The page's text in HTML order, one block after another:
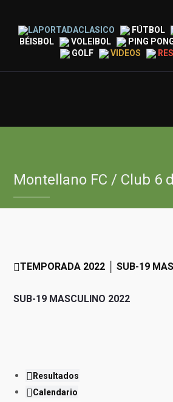
LAPORTADACLASICO FÚTBOL
BÉISBOL
VOLEIBOL PING
GOLF
VIDEOS
Montellano FC / Club 6
TEMPORADA 2022 │ SUB-19
SUB-19 MASCULINO 2022
Resultados
Calendario